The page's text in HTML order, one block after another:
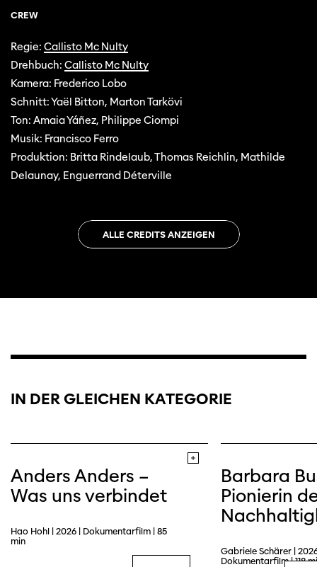
CREW
Regie: Callisto Mc Nulty
Drehbuch: Callisto Mc Nulty
Kamera: Frederico Lobo
Schnitt: Yaël Bitton, Marton Tarkövi
Ton: Amaia Yáñez, Philippe Ciompi
Musik: Francisco Ferro
Produktion: Britta Rindelaub, Thomas Reichlin, Mathilde
Delaunay, Enguerrand Déterville
Trailer
ALLE CREDITS ANZEIGEN
IN DER GLEICHEN KATEGORIE
Anders Anders –
Was uns verbindet
Hao Hohl | 2026 | Dokumentarfilm | 85
min
Barbara
Pionierin
Gabriele Schärer |
Dokumentarfilm | 118